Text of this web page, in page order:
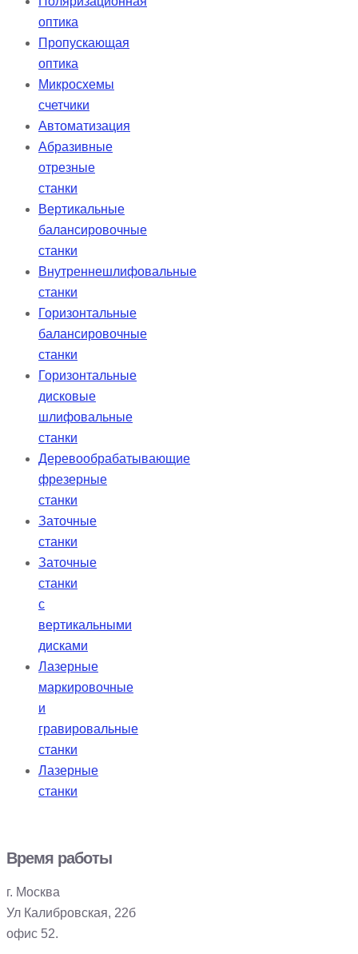
оптика
Пропускающая
оптика
Микросхемы
счетчики
Автоматизация
Абразивные
отрезные
станки
Вертикальные
балансировочные
станки
Внутреннешлифовальные
станки
Горизонтальные
балансировочные
станки
Горизонтальные
дисковые
шлифовальные
станки
Деревообрабатывающие
фрезерные
станки
Заточные
станки
Заточные
станки
с
вертикальными
дисками
Лазерные
маркировочные
и
гравировальные
станки
Лазерные
станки
Время работы
г. Москва
Ул Калибровская, 22б
офис 52.